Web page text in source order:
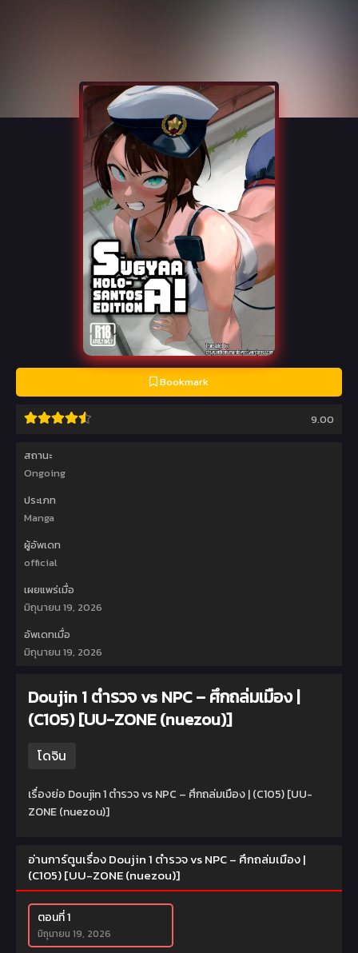
Bookmark
9.00
สถานะ
Ongoing
ประเภท
Manga
ผู้อัพเดท
official
เผยแพร่เมื่อ
มิถุนายน 19, 2026
อัพเดทเมื่อ
มิถุนายน 19, 2026
Doujin 1 ตำรวจ vs NPC – ศึกถล่มเมือง |
(C105) [UU-ZONE (nuezou)]
โดจิน
เรื่องย่อ Doujin 1 ตำรวจ vs NPC – ศึกถล่มเมือง | (C105) [UU-
ZONE (nuezou)]
อ่านการ์ตูนเรื่อง Doujin 1 ตำรวจ vs NPC – ศึกถล่มเมือง |
(C105) [UU-ZONE (nuezou)]
ตอนที่ 1
มิถุนายน 19, 2026